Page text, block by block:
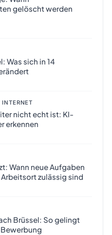
gelöscht werden
Was sich in 14
nicht echt ist: KI-
erkennen
Wann neue Aufgaben
zulässig sind
Brüssel: So gelingt